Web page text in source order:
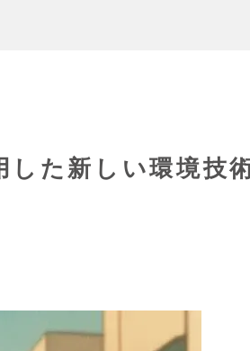
した新しい環境技